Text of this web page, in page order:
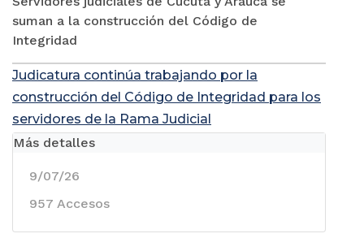
suman a la construcción del Código de
Integridad
Judicatura continúa trabajando por la
construcción del Código de Integridad para los
servidores de la Rama Judicial
Más detalles
9/07/26
957 Accesos